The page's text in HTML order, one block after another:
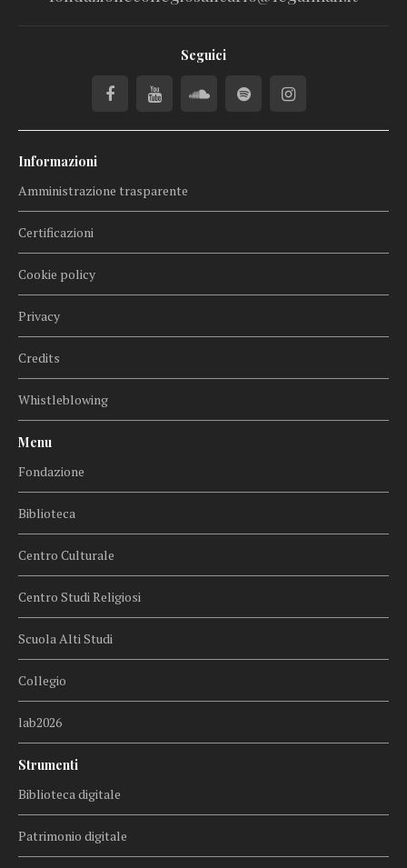
Seguici
Informazioni
Amministrazione trasparente
Certificazioni
Cookie policy
Privacy
Credits
Whistleblowing
Menu
Fondazione
Biblioteca
Centro Culturale
Centro Studi Religiosi
Scuola Alti Studi
Collegio
lab2026
Strumenti
Biblioteca digitale
Patrimonio digitale